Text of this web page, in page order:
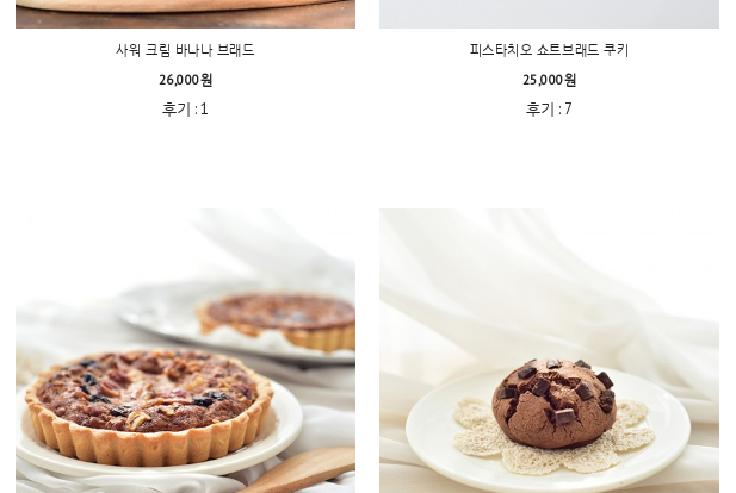
사워 크림 바나나 브래드
26,000원
후기 : 1
피스타치오 쇼트브래드 쿠키
25,000원
후기 : 7